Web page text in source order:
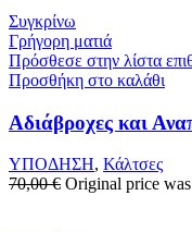
Συγκρίνω
Γρήγορη ματιά
Πρόσθεσε στην λίστα
Προσθήκη στο καλάθι
Αδιάβροχες και
ΥΠΟΔΗΣΗ, Κάλτσες
70,00€ Original price